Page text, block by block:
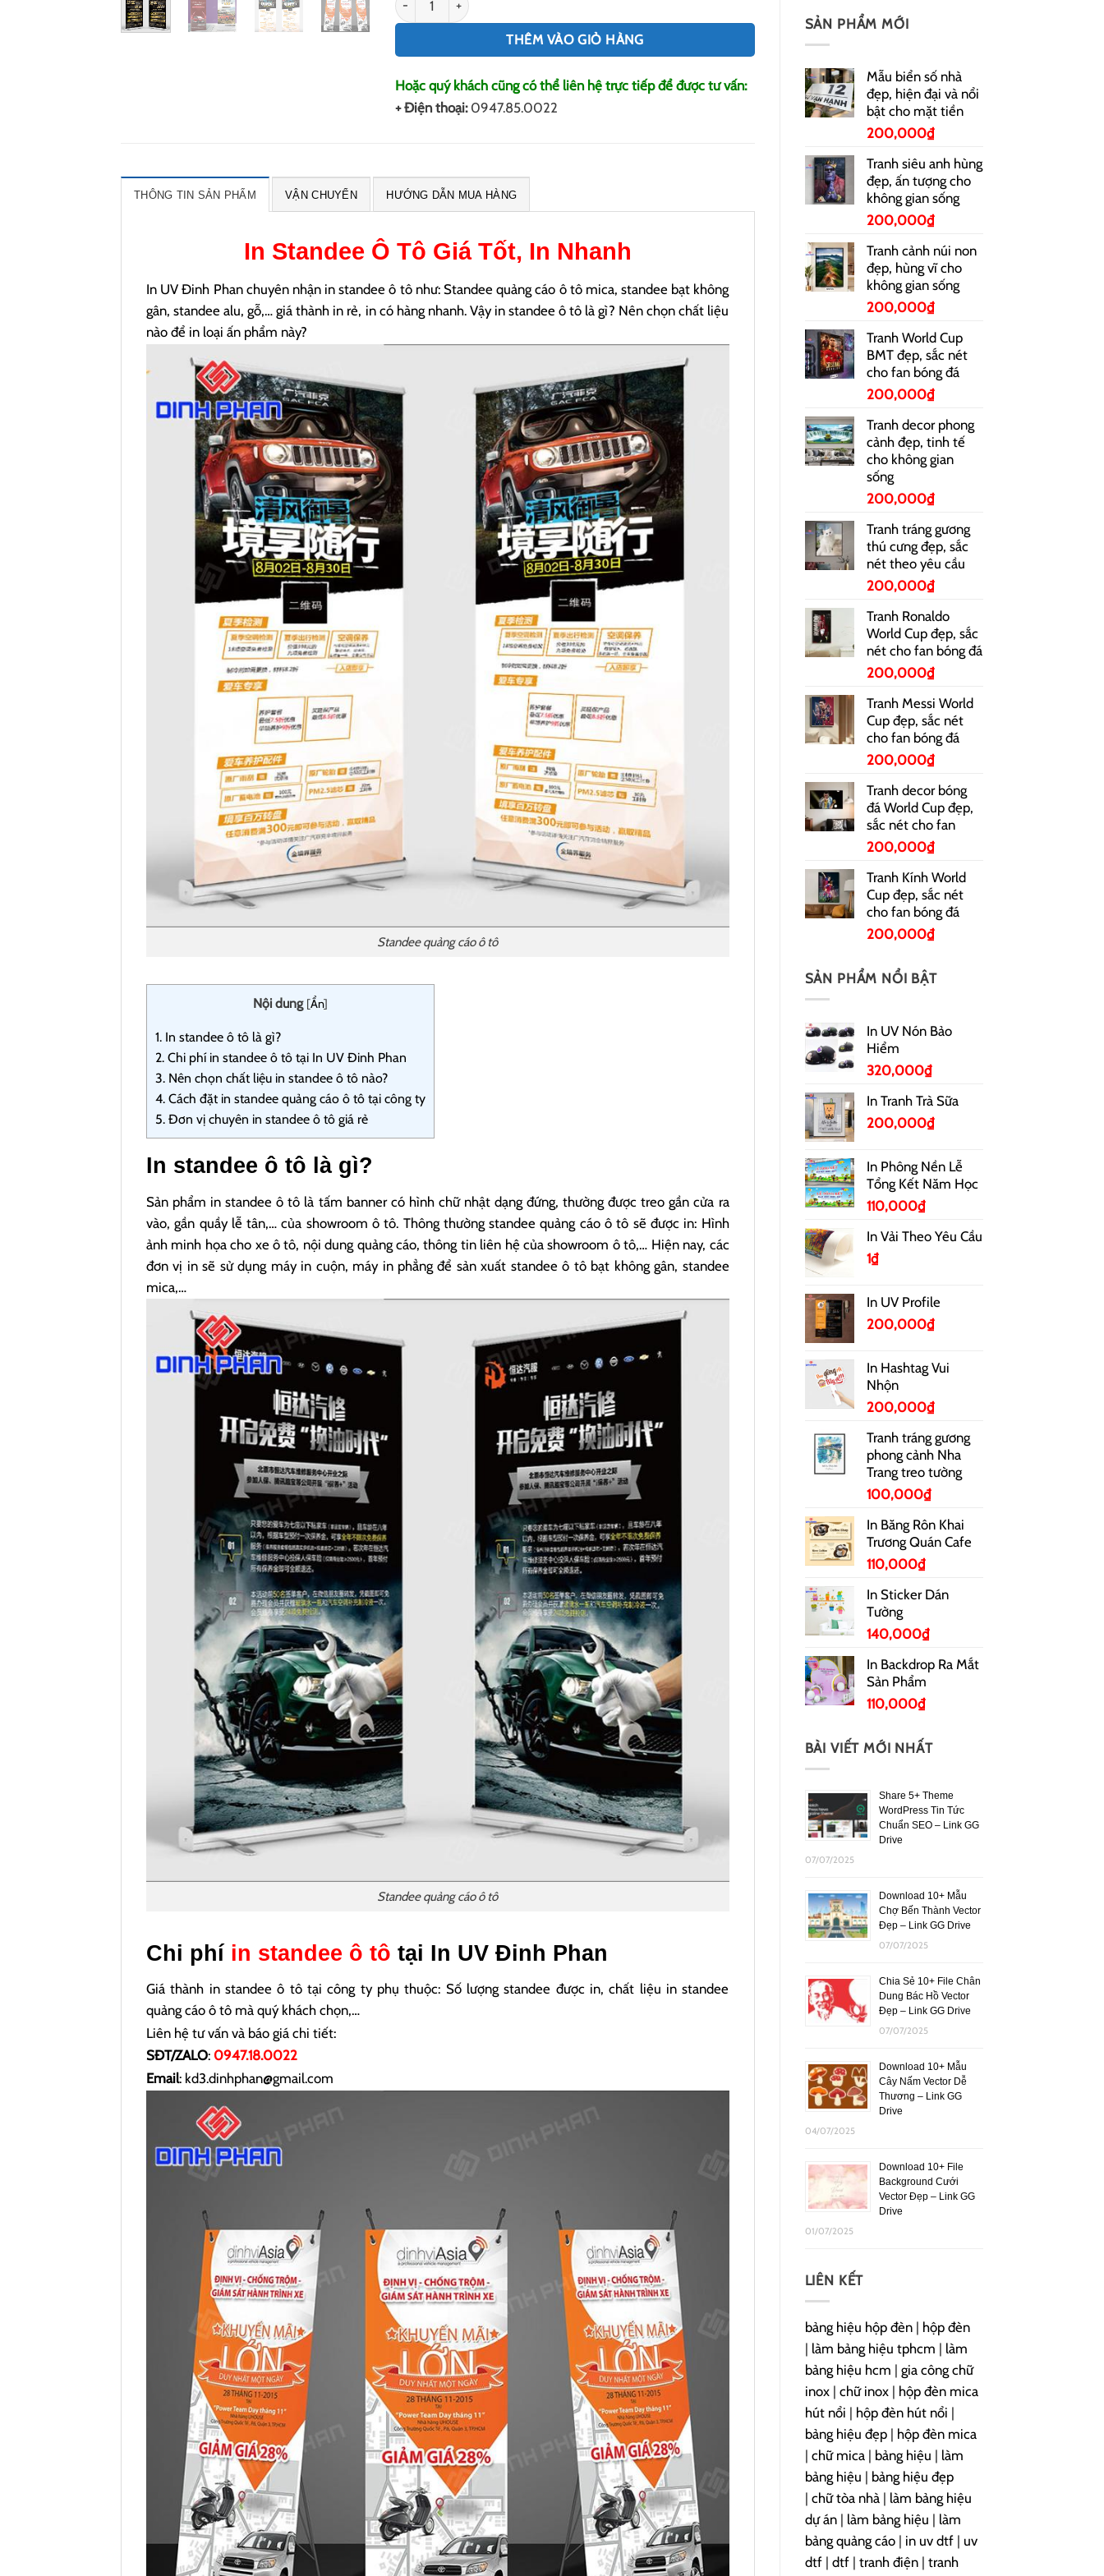
SẢN PHẨM MỚI
Mẫu biển số nhà
đẹp, hiện đại và nổi
bật cho mặt tiền
200,000₫
Tranh siêu anh hùng
đẹp, ấn tượng cho
không gian sống
200,000₫
Tranh cảnh núi non
đẹp, hùng vĩ cho
không gian sống
200,000₫
Tranh World Cup
BMT đẹp, sắc nét
cho fan bóng đá
200,000₫
Tranh decor phong
cảnh đẹp, tinh tế
cho không gian
sống
200,000₫
Tranh tráng gương
thú cưng đẹp, sắc
nét theo yêu cầu
200,000₫
Tranh Ronaldo
World Cup đẹp, sắc
nét cho fan bóng đá
200,000₫
Tranh Messi World
Cup đẹp, sắc nét
cho fan bóng đá
200,000₫
Tranh decor bóng
đá World Cup đẹp,
sắc nét cho fan
200,000₫
Tranh Kính World
Cup đẹp, sắc nét
cho fan bóng đá
200,000₫
SẢN PHẨM NỔI BẬT
In UV Nón Bảo
Hiểm
320,000₫
In Tranh Trà Sữa
200,000₫
In Phông Nền Lễ
Tổng Kết Năm Học
110,000₫
In Vải Theo Yêu Cầu
1₫
In UV Profile
200,000₫
In Hashtag Vui
Nhộn
200,000₫
Tranh tráng gương
phong cảnh Nha
Trang treo tường
100,000₫
In Băng Rôn Khai
Trương Quán Cafe
110,000₫
In Sticker Dán
Tường
140,000₫
In Backdrop Ra Mắt
Sản Phẩm
110,000₫
BÀI VIẾT MỚI NHẤT
Share 5+ Theme
WordPress Tin Tức
Chuẩn SEO – Link GG
Drive
07/07/2025
Download 10+ Mẫu
Chợ Bến Thành Vector
Đẹp – Link GG Drive
07/07/2025
Chia Sẻ 10+ File Chân
Dung Bác Hồ Vector
Đẹp – Link GG Drive
07/07/2025
Download 10+ Mẫu
Cây Nấm Vector Dễ
Thương – Link GG
Drive
04/07/2025
Download 10+ File
Background Cưới
Vector Đẹp – Link GG
Drive
01/07/2025
LIÊN KẾT
bảng hiệu hộp đèn| hộp đèn
| làm bảng hiệu tphcm | làm
bảng hiệu hcm | gia công chữ
inox| chữ inox| hộp đèn mica
hút nổi | hộp đèn hút nổi |
bảng hiệu đẹp| hộp đèn mica
| chữ mica| bảng hiệu | làm
bảng hiệu | bảng hiệu đẹp
| chữ tòa nhà| làm bảng hiệu
dự án| làm bảng hiệu | làm
bảng quảng cáo| in uv dtf| uv
dtf| dtf| tranh điện| tranh
THÊM VÀO GIỎ HÀNG
Hoặc quý khách cũng có thể liên hệ trực tiếp để được tư vấn:
+ Điện thoại: 0947.85.0022
THÔNG TIN SẢN PHẨM VẬN CHUYỂN HƯỚNG DẪN MUA HÀNG
In Standee Ô Tô Giá Tốt, In Nhanh
In UV Đinh Phan chuyên nhận in standee ô tô như: Standee quảng cáo ô tô mica, standee bạt không
gân, standee alu, gỗ,… giá thành in rẻ, in có hàng nhanh. Vậy in standee ô tô là gì? Nên chọn chất liệu
nào để in loại ấn phẩm này?
Standee quảng cáo ô tô
Nội dung [Ẩn]
1. In standee ô tô là gì?
2. Chi phí in standee ô tô tại In UV Đinh Phan
3. Nên chọn chất liệu in standee ô tô nào?
4. Cách đặt in standee quảng cáo ô tô tại công ty
5. Đơn vị chuyên in standee ô tô giá rẻ
In standee ô tô là gì?
Sản phẩm in standee ô tô là tấm banner có hình chữ nhật dạng đứng, thường được treo gần cửa ra
vào, gần quầy lễ tân,… của showroom ô tô. Thông thường standee quảng cáo ô tô sẽ được in: Hình
ảnh minh họa cho xe ô tô, nội dung quảng cáo, thông tin liên hệ của showroom ô tô,… Hiện nay, các
đơn vị in sẽ sử dụng máy in cuộn, máy in phẳng để sản xuất standee ô tô bạt không gân, standee
mica,…
Standee quảng cáo ô tô
Chi phí in standee ô tô tại In UV Đinh Phan
Giá thành in standee ô tô tại công ty phụ thuộc: Số lượng standee được in, chất liệu in standee
quảng cáo ô tô mà quý khách chọn,…
Liên hệ tư vấn và báo giá chi tiết:
SĐT/ZALO: 0947.18.0022
Email: kd3.dinhphan@gmail.com